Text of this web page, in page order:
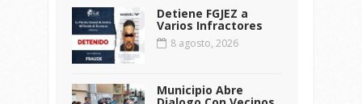
Detiene FGJEZ a
Varios Infractores
8 agosto, 2026
Municipio Abre